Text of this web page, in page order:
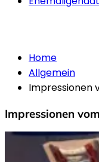
Home
Allgemein
Impressionen
Impressionen